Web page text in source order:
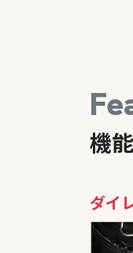
機
ダイ